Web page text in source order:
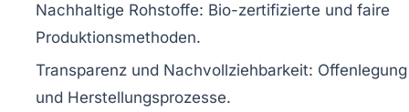
Nachhaltige Rohstoffe: Bio-zertifizierte und faire
Produktionsmethoden.
Transparenz und Nachvollziehbarkeit:
und Herstellungsprozesse.